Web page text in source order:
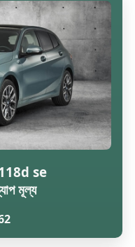
se
মূল্য